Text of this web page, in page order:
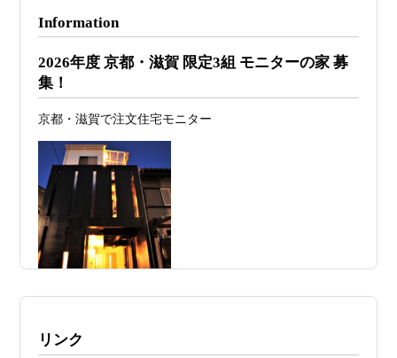
日
ァーススト一級建築士事務所が考える“設
2026年07月24
旗竿地・狭小地は「土地代が安い＝お
得」ではない ―道路が狭い京都・滋賀で
こそ知っておくべき“建築費が上がる理
由”―
2026年07月23
日
予算が限られていても“美しい家”はつく
れる 削るべき場所・残すべき場所をどう
日
RC風デザインを実現するための設計戦略
Information
2026年度 京都・滋賀 限定3組 モニターの家 募
集！
京都・滋賀で注文住宅モニター
施工例・京都市北区・ハイクラスの家1UP
リンク